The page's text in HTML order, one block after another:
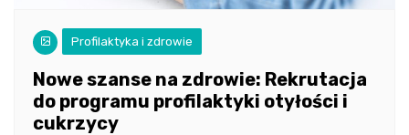
Profilaktyka i zdrowie
Nowe szanse na zdrowie: Rekrutacja
do programu profilaktyki otyłości i
cukrzycy